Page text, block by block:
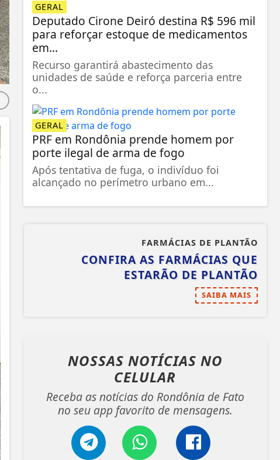
GERAL
Deputado Cirone Deiró destina R$ 596 mil
para reforçar estoque de medicamentos
em...
Recurso garantirá abastecimento das
unidades de saúde e reforça parceria entre
o...
GERAL
PRF em Rondônia prende homem por
porte ilegal de arma de fogo
Após tentativa de fuga, o indivíduo foi
alcançado no perímetro urbano em...
FARMÁCIAS DE PLANTÃO
CONFIRA AS FARMÁCIAS QUE
ESTARÃO DE PLANTÃO
SAIBA MAIS
NOSSAS NOTÍCIAS NO
CELULAR
Receba as notícias do Rondônia de Fato
no seu app favorito de mensagens.